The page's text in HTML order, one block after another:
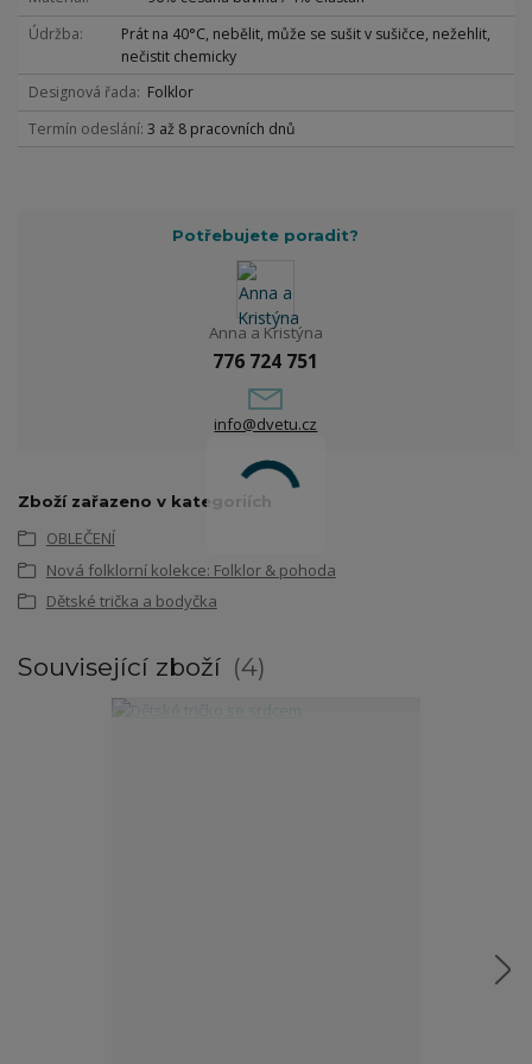
Údržba
Prát na 40°C, nebělit, může se sušit v sušičce, nežehlit,
nečistit chemicky
Designová řada
Folklor
Termín odeslání 3 až 8 pracovních dnů
Potřebujete poradit?
Anna a Kristýna
776 724 751
info@dvetu.cz
Zboží zařazeno v kategoriích
OBLEČENÍ
Nová folklorní kolekce: Folklor & pohoda
Dětské trička a bodyčka
Související zboží 4